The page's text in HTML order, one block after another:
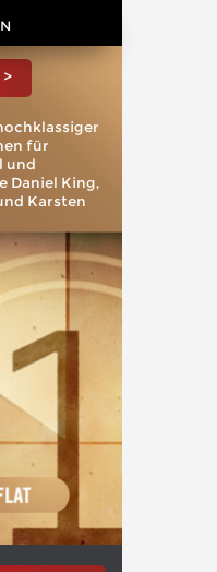
für
und
Daniel King,
Karsten